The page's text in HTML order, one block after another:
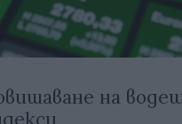
на